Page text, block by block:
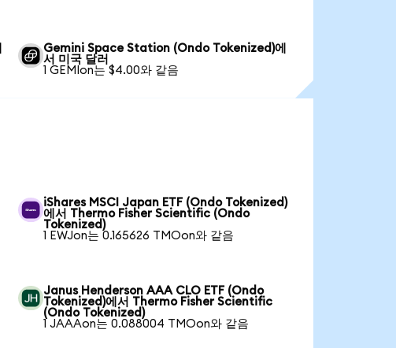
Gemini Space Station (Ondo Tokenized)에
서 미국 달러
1 GEMIon는 $4.00와 같음
iShares MSCI Japan ETF (Ondo Tokenized)
에서 Thermo Fisher Scientific (Ondo
Tokenized)
1 EWJon는 0.165626 TMOon와 같음
Janus Henderson AAA CLO ETF (Ondo
Tokenized)에서 Thermo Fisher Scientific
(Ondo Tokenized)
1 JAAAon는 0.088004 TMOon와 같음